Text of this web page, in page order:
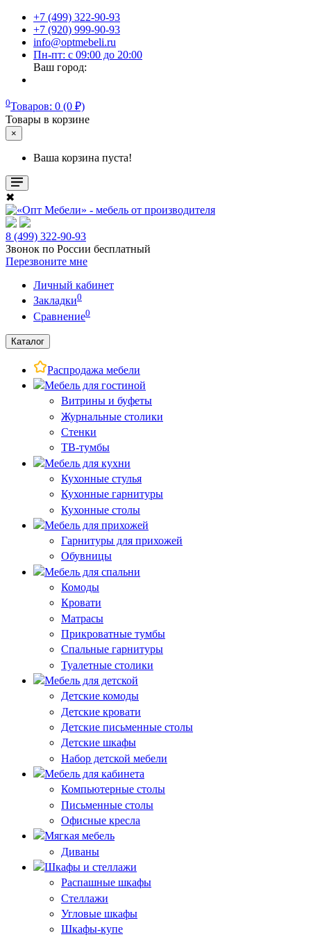
+7 (499) 322-90-93
+7 (920) 999-90-93
info@optmebeli.ru
Пн-пт: с 09:00 до 20:00
Ваш город:
0Товаров: 0 (0 ₽)
Товары в корзине
×
Ваша корзина пуста!
✖
8 (499) 322-90-93
Звонок по России бесплатный
Перезвоните мне
Личный кабинет
Закладки0
Сравнение0
Каталог
Распродажа мебели
Мебель для гостиной
Витрины и буфеты
Журнальные столики
Стенки
ТВ-тумбы
Мебель для кухни
Кухонные стулья
Кухонные гарнитуры
Кухонные столы
Мебель для прихожей
Гарнитуры для прихожей
Обувницы
Мебель для спальни
Комоды
Кровати
Матрасы
Прикроватные тумбы
Спальные гарнитуры
Туалетные столики
Мебель для детской
Детские комоды
Детские кровати
Детские письменные столы
Детские шкафы
Набор детской мебели
Мебель для кабинета
Компьютерные столы
Письменные столы
Офисные кресла
Мягкая мебель
Диваны
Шкафы и стеллажи
Распашные шкафы
Стеллажи
Угловые шкафы
Шкафы-купе